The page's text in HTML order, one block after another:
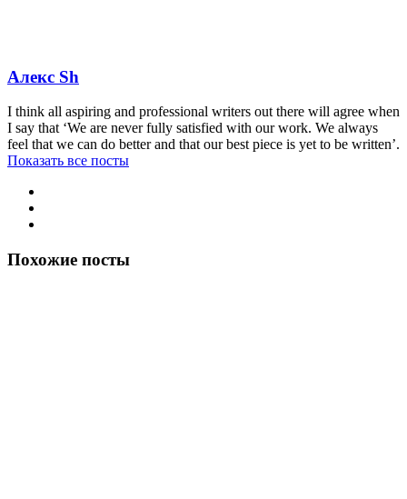
Алекс Sh
I think all aspiring and professional writers out there will agree when
I say that ‘We are never fully satisfied with our work. We always
feel that we can do better and that our best piece is yet to be written’.
Показать все посты
Похожие посты